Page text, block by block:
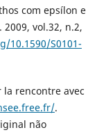
com epsílon e
vol.32, n.2,
10.1590/S0101-
la rencontre avec
.
não